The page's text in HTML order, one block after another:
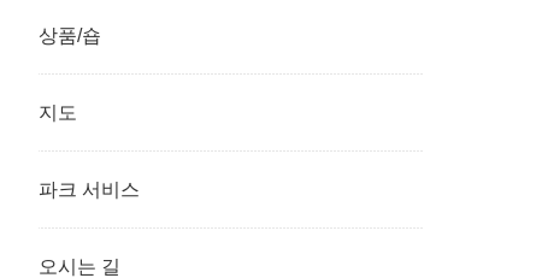
상품/숍
지도
파크 서비스
오시는 길